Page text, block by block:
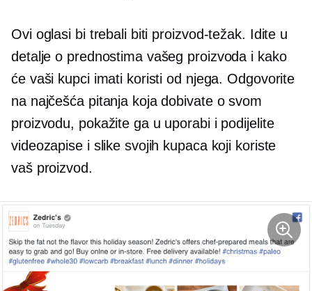
Ovi oglasi bi trebali biti proizvod-težak. Idite u
detalje o prednostima vašeg proizvoda i kako
će vaši kupci imati koristi od njega. Odgovorite
na najčešća pitanja koja dobivate o svom
proizvodu, pokažite ga u uporabi i podijelite
videozapise i slike svojih kupaca koji koriste
vaš proizvod.